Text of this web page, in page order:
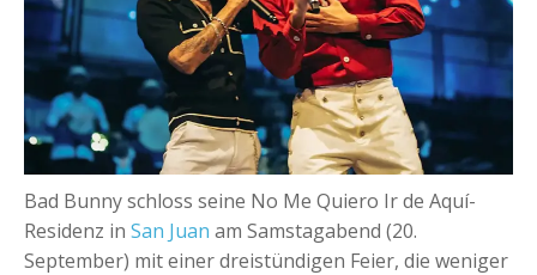
Bad Bunny schloss seine No Me Quiero Ir de Aquí-
Residenz in San Juan am Samstagabend (20.
September) mit einer dreistündigen Feier, die weniger